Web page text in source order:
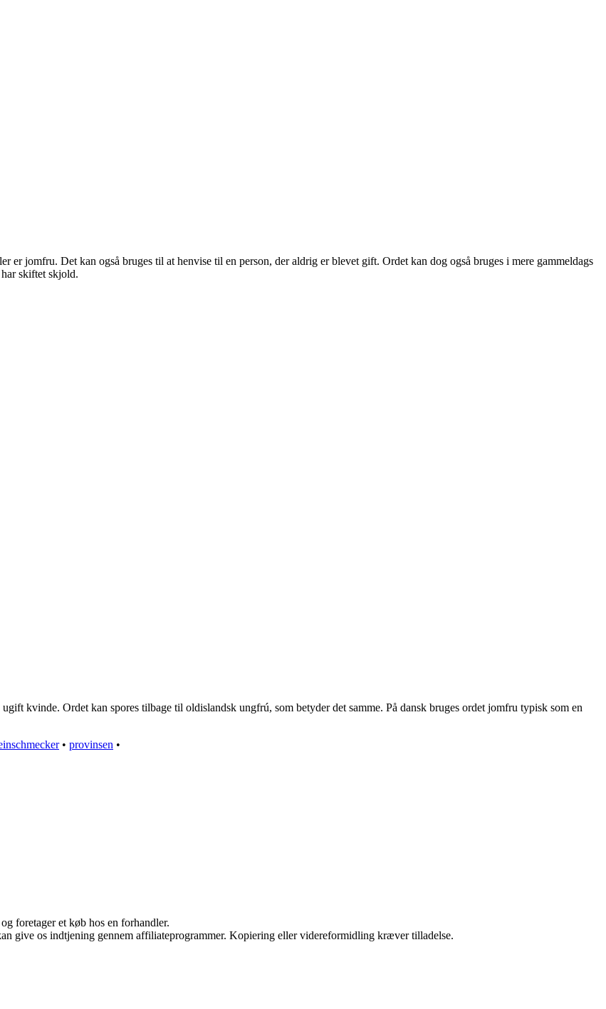
er jomfru. Det kan også bruges til at henvise til en person, der aldrig er blevet gift. Ordet kan dog også bruges i mere gammeldags
skiftet skjold.
kvinde. Ordet kan spores tilbage til oldislandsk ungfrú, som betyder det samme. På dansk bruges ordet jomfru typisk som en
• provinsen •
foretager et køb hos en forhandler.
give os indtjening gennem affiliateprogrammer. Kopiering eller videreformidling kræver tilladelse.